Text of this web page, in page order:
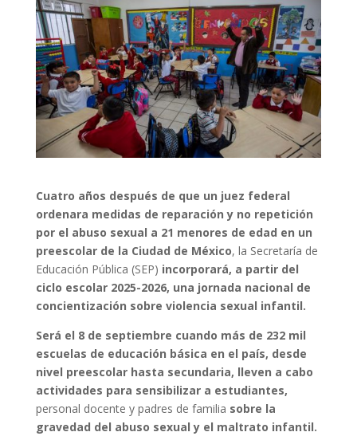
Cuatro años después de que un juez federal
ordenara medidas de reparación y no repetición
por el abuso sexual a 21 menores de edad en un
preescolar de la Ciudad de México, la Secretaría de
Educación Pública (SEP) incorporará, a partir del
ciclo escolar 2025-2026, una jornada nacional de
concientización sobre violencia sexual infantil.
Será el 8 de septiembre cuando más de 232 mil
escuelas de educación básica en el país, desde
nivel preescolar hasta secundaria, lleven a cabo
actividades para sensibilizar a estudiantes,
personal docente y padres de familia sobre la
gravedad del abuso sexual y el maltrato infantil.